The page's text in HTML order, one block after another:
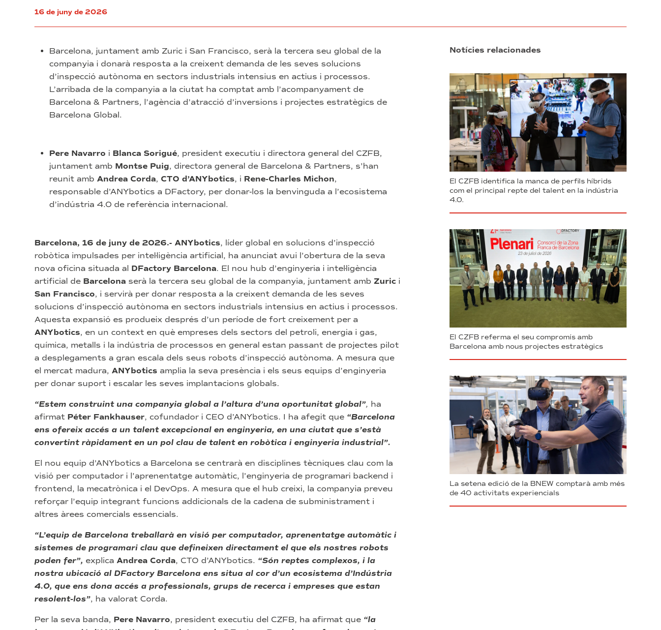
16 de juny de 2026
Barcelona, juntament amb Zuric i San Francisco, serà la tercera seu global de la
companyia i donarà resposta a la creixent demanda de les seves solucions
d’inspecció autònoma en sectors industrials intensius en actius i processos.
L’arribada de la companyia a la ciutat ha comptat amb l’acompanyament de
Barcelona & Partners, l’agència d’atracció d’inversions i projectes estratègics de
Barcelona Global.
Pere Navarro i Blanca Sorigué, president executiu i directora general del CZFB,
juntament amb Montse Puig, directora general de Barcelona & Partners, s’han
reunit amb Andrea Corda, CTO d’ANYbotics, i Rene-Charles Michon,
responsable d’ANYbotics a DFactory, per donar-los la benvinguda a l’ecosistema
d’indústria 4.0 de referència internacional.
Barcelona, 16 de juny de 2026.- ANYbotics, líder global en solucions d’inspecció
robòtica impulsades per intel·ligència artificial, ha anunciat avui l’obertura de la seva
nova oficina situada al DFactory Barcelona. El nou hub d’enginyeria i intel·ligència
artificial de Barcelona serà la tercera seu global de la companyia, juntament amb Zuric i
San Francisco, i servirà per donar resposta a la creixent demanda de les seves
solucions d’inspecció autònoma en sectors industrials intensius en actius i processos.
Aquesta expansió es produeix després d’un període de fort creixement per a
ANYbotics, en un context en què empreses dels sectors del petroli, energia i gas,
química, metalls i la indústria de processos en general estan passant de projectes pilot
a desplegaments a gran escala dels seus robots d’inspecció autònoma. A mesura que
el mercat madura, ANYbotics amplia la seva presència i els seus equips d’enginyeria
per donar suport i escalar les seves implantacions globals.
“Estem construint una companyia global a l’altura d’una oportunitat global”, ha
afirmat Péter Fankhauser, cofundador i CEO d’ANYbotics. I ha afegit que “Barcelona
ens ofereix accés a un talent excepcional en enginyeria, en una ciutat que s’està
convertint ràpidament en un pol clau de talent en robòtica i enginyeria industrial”.
El nou equip d’ANYbotics a Barcelona se centrarà en disciplines tècniques clau com la
visió per computador i l’aprenentatge automàtic, l’enginyeria de programari backend i
frontend, la mecatrònica i el DevOps. A mesura que el hub creixi, la companyia preveu
reforçar l’equip integrant funcions addicionals de la cadena de subministrament i
altres àrees comercials essencials.
“L’equip de Barcelona treballarà en visió per computador, aprenentatge automàtic i
sistemes de programari clau que defineixen directament el que els nostres robots
poden fer”, explica Andrea Corda, CTO d’ANYbotics. “Són reptes complexos, i la
nostra ubicació al DFactory Barcelona ens situa al cor d’un ecosistema d’Indústria
4.0, que ens dona accés a professionals, grups de recerca i empreses que estan
resolent-los”, ha valorat Corda.
Per la seva banda, Pere Navarro, president executiu del CZFB, ha afirmat que “la
Notícies relacionades
El CZFB identifica la manca de perfils híbrids
com el principal repte del talent en la indústria
4.0.
El CZFB referma el seu compromís amb
Barcelona amb nous projectes estratègics
La setena edició de la BNEW comptarà amb més
de 40 activitats experiencials